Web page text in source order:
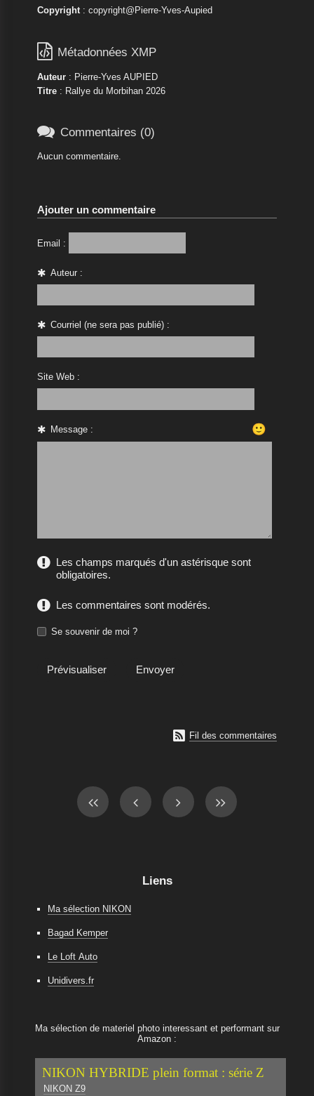
Copyright: copyright@Pierre-Yves-Aupied
 Métadonnées XMP
Auteur: Pierre-Yves AUPIED
Titre: Rallye du Morbihan 2026
 Commentaires (0)
Aucun commentaire.
Ajouter un commentaire
Email :
Auteur :
Courriel (ne sera pas publié) :
Site Web :
Message : 🙂
Les champs marqués d'un astérisque sont
obligatoires.
Les commentaires sont modérés.
Se souvenir de moi ?
 Fil des commentaires
Liens
Ma sélection NIKON
Bagad Kemper
Le Loft Auto
Unidivers.fr
Ma sélection de materiel photo interessant et performant sur
Amazon :
NIKON HYBRIDE plein format : série Z
NIKON Z9